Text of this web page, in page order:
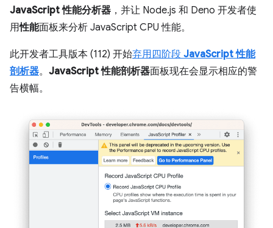
JavaScript 性能分析器 ，并让 Node.js 和 Deno 开发者使
用性能面板来分析 JavaScript CPU 性能。
此开发者工具版本 (112) 开始弃用四阶段 JavaScript 性能
剖析器。 JavaScript 性能剖析器面板现在会显示相应的警
告横幅。